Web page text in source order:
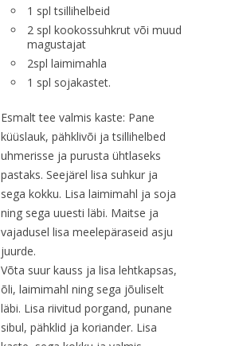
1 spl tsillihelbeid
2 spl kookossuhkrut või muud
magustajat
2spl laimimahla
1 spl sojakastet.
Esmalt tee valmis kaste: Pane
küüslauk, pähklivõi ja tsillihelbed
uhmerisse ja purusta ühtlaseks
pastaks. Seejärel lisa suhkur ja
sega kokku. Lisa laimimahl ja soja
ning sega uuesti läbi. Maitse ja
vajadusel lisa meelepäraseid asju
juurde.
Võta suur kauss ja lisa lehtkapsas,
õli, laimimahl ning sega jõuliselt
läbi. Lisa riivitud porgand, punane
sibul, pähklid ja koriander. Lisa